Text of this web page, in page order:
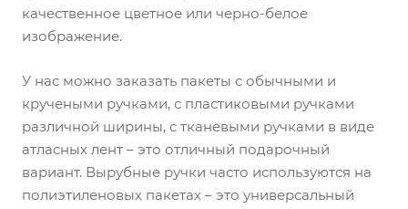
качественное цветное или черно-белое
изображение.
У нас можно заказать пакеты с обычными и
кручеными ручками, с пластиковыми ручками
различной ширины, с тканевыми ручками в виде
атласных лент – это отличный подарочный
вариант. Вырубные ручки часто используются на
полиэтиленовых пакетах – это универсальный